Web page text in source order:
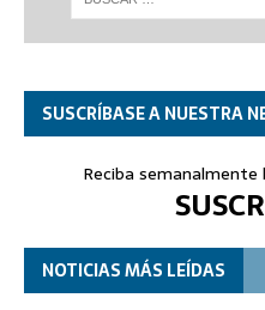
SUSCRÍBASE A NUESTRA
Reciba semanalmente
NOTICIAS MÁS LEÍDAS